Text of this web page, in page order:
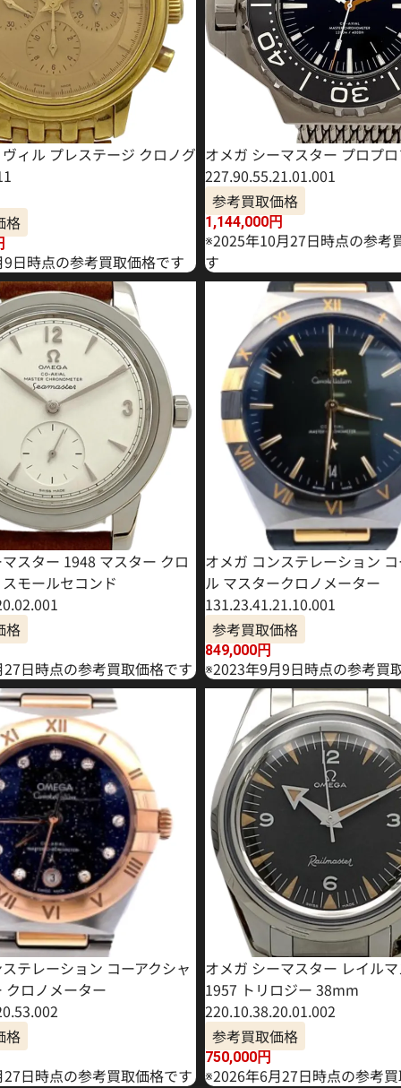
ィル プレステージ クロノグ
格
日時点の参考買取価格です
オメガ シーマスター プロプ
227.90.55.21.01.001
参考買取価格
1,144,000円
※2025年10月27日時点の参考
す
スター 1948 マスター クロ
モールセコンド
格
日時点の参考買取価格です
オメガ コンステレーション
ル マスタークロノメーター
131.23.41.21.10.001
参考買取価格
849,000円
※2023年9月9日時点の参考買
テレーション コーアクシャ
クロノメーター
格
日時点の参考買取価格です
オメガ シーマスター レイル
1957 トリロジー 38mm
220.10.38.20.01.002
参考買取価格
750,000円
※2026年6月27日時点の参考